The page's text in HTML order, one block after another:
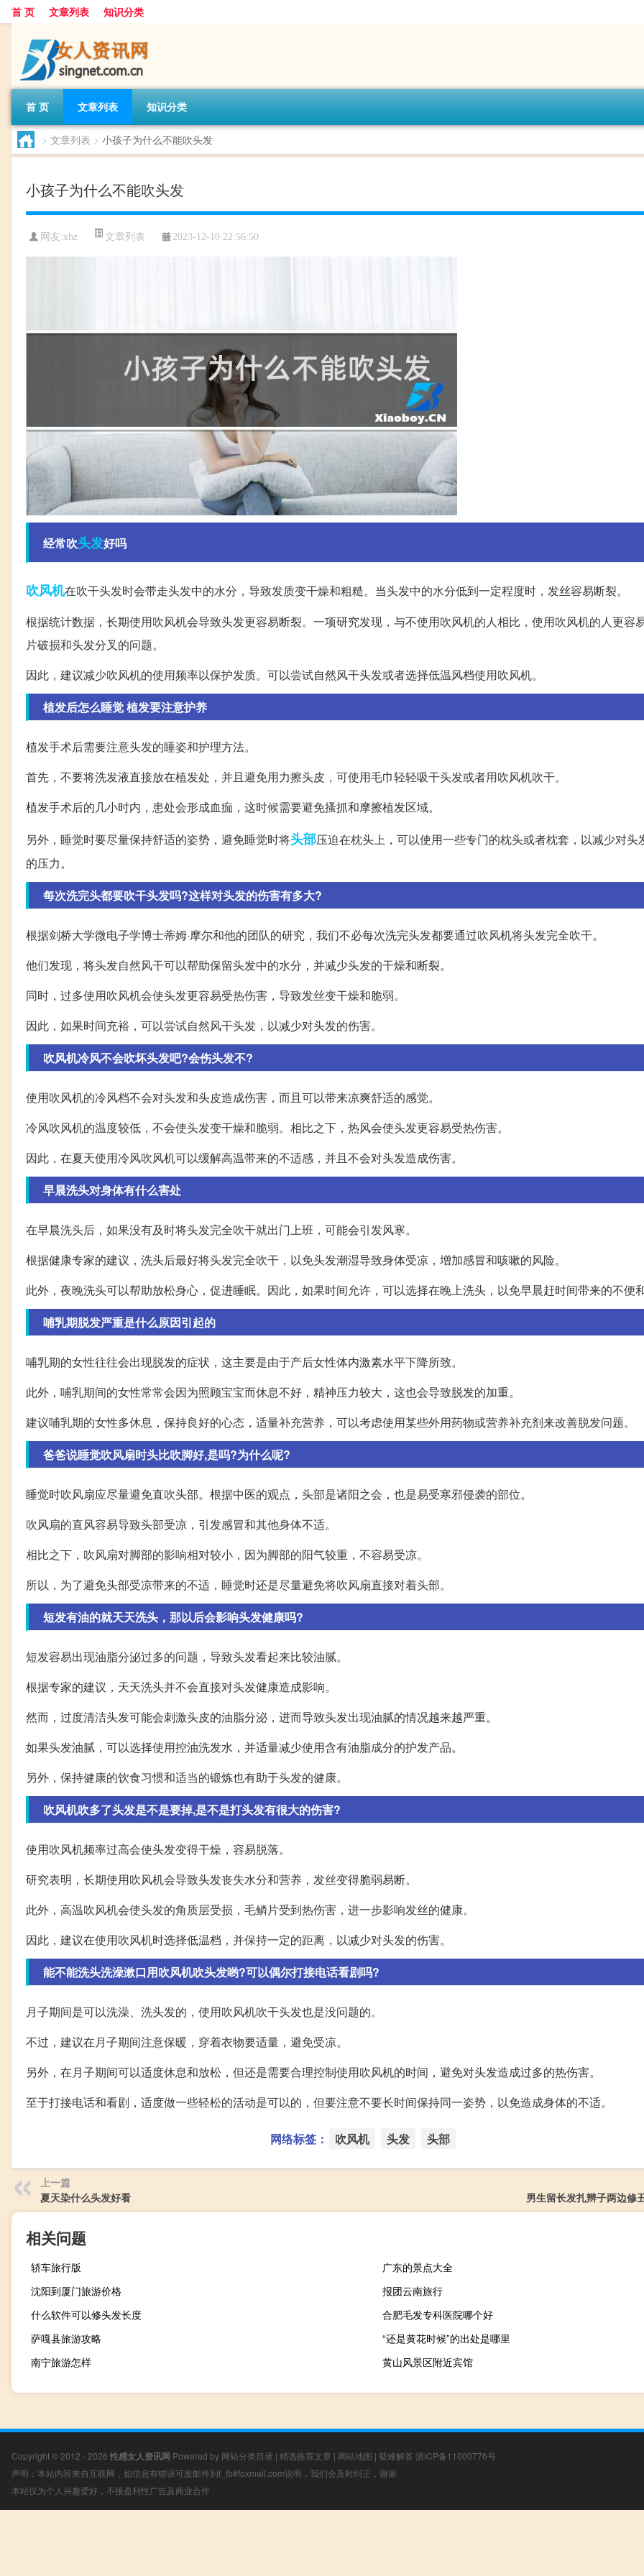
首 页 文章列表 知识分类
首 页 文章列表 知识分类
> 文章列表 > 小孩子为什么不能吹头发
小孩子为什么不能吹头发
网友:xhz 文章列表 2023-12-10 22:56:50
经常吹头发好吗
吹风机在吹干头发时会带走头发中的水分，导致发质变干燥和粗糙。当头发中的水分低到一定程度时，发丝容易断裂。
根据统计数据，长期使用吹风机会导致头发更容易断裂。一项研究发现，与不使用吹风机的人相比，使用吹风机的人更容
片破损和头发分叉的问题。
因此，建议减少吹风机的使用频率以保护发质。可以尝试自然风干头发或者选择低温风档使用吹风机。
植发后怎么睡觉 植发要注意护养
植发手术后需要注意头发的睡姿和护理方法。
首先，不要将洗发液直接放在植发处，并且避免用力擦头皮，可使用毛巾轻轻吸干头发或者用吹风机吹干。
植发手术后的几小时内，患处会形成血痂，这时候需要避免搔抓和摩擦植发区域。
另外，睡觉时要尽量保持舒适的姿势，避免睡觉时将头部压迫在枕头上，可以使用一些专门的枕头或者枕套，以减少对头
的压力。
每次洗完头都要吹干头发吗?这样对头发的伤害有多大?
根据剑桥大学微电子学博士蒂姆·摩尔和他的团队的研究，我们不必每次洗完头发都要通过吹风机将头发完全吹干。
他们发现，将头发自然风干可以帮助保留头发中的水分，并减少头发的干燥和断裂。
同时，过多使用吹风机会使头发更容易受热伤害，导致发丝变干燥和脆弱。
因此，如果时间充裕，可以尝试自然风干头发，以减少对头发的伤害。
吹风机冷风不会吹坏头发吧?会伤头发不?
使用吹风机的冷风档不会对头发和头皮造成伤害，而且可以带来凉爽舒适的感觉。
冷风吹风机的温度较低，不会使头发变干燥和脆弱。相比之下，热风会使头发更容易受热伤害。
因此，在夏天使用冷风吹风机可以缓解高温带来的不适感，并且不会对头发造成伤害。
早晨洗头对身体有什么害处
在早晨洗头后，如果没有及时将头发完全吹干就出门上班，可能会引发风寒。
根据健康专家的建议，洗头后最好将头发完全吹干，以免头发潮湿导致身体受凉，增加感冒和咳嗽的风险。
此外，夜晚洗头可以帮助放松身心，促进睡眠。因此，如果时间允许，可以选择在晚上洗头，以免早晨赶时间带来的不便
哺乳期脱发严重是什么原因引起的
哺乳期的女性往往会出现脱发的症状，这主要是由于产后女性体内激素水平下降所致。
此外，哺乳期间的女性常常会因为照顾宝宝而休息不好，精神压力较大，这也会导致脱发的加重。
建议哺乳期的女性多休息，保持良好的心态，适量补充营养，可以考虑使用某些外用药物或营养补充剂来改善脱发问题。
爸爸说睡觉吹风扇时头比吹脚好,是吗?为什么呢?
睡觉时吹风扇应尽量避免直吹头部。根据中医的观点，头部是诸阳之会，也是易受寒邪侵袭的部位。
吹风扇的直风容易导致头部受凉，引发感冒和其他身体不适。
相比之下，吹风扇对脚部的影响相对较小，因为脚部的阳气较重，不容易受凉。
所以，为了避免头部受凉带来的不适，睡觉时还是尽量避免将吹风扇直接对着头部。
短发有油的就天天洗头，那以后会影响头发健康吗?
短发容易出现油脂分泌过多的问题，导致头发看起来比较油腻。
根据专家的建议，天天洗头并不会直接对头发健康造成影响。
然而，过度清洁头发可能会刺激头皮的油脂分泌，进而导致头发出现油腻的情况越来越严重。
如果头发油腻，可以选择使用控油洗发水，并适量减少使用含有油脂成分的护发产品。
另外，保持健康的饮食习惯和适当的锻炼也有助于头发的健康。
吹风机吹多了头发是不是要掉,是不是打头发有很大的伤害?
使用吹风机频率过高会使头发变得干燥，容易脱落。
研究表明，长期使用吹风机会导致头发丧失水分和营养，发丝变得脆弱易断。
此外，高温吹风机会使头发的角质层受损，毛鳞片受到热伤害，进一步影响发丝的健康。
因此，建议在使用吹风机时选择低温档，并保持一定的距离，以减少对头发的伤害。
能不能洗头洗澡漱口用吹风机吹头发哟?可以偶尔打接电话看剧吗?
月子期间是可以洗澡、洗头发的，使用吹风机吹干头发也是没问题的。
不过，建议在月子期间注意保暖，穿着衣物要适量，避免受凉。
另外，在月子期间可以适度休息和放松，但还是需要合理控制使用吹风机的时间，避免对头发造成过多的热伤害。
至于打接电话和看剧，适度做一些轻松的活动是可以的，但要注意不要长时间保持同一姿势，以免造成身体的不适。
网络标签： 吹风机 头发 头部
上一篇
夏天染什么头发好看
男生留长发扎辫子两边修
相关问题
轿车旅行版
广东的景点大全
沈阳到厦门旅游价格
报团云南旅行
什么软件可以修头发长度
合肥毛发专科医院哪个好
萨嘎县旅游攻略
“还是黄花时候”的出处是哪里
南宁旅游怎样
黄山风景区附近宾馆
Copyright © 2012 - 2026 性感女人资讯网 Powered by 网站分类目录 | 精选推荐文章 | 网站地图 | 疑难解答 浙ICP备11000776号
声明：本站内容来自互联网，如信息有错误可发邮件到f_fb#foxmail.com说明，我们会及时纠正，谢谢
本站仅为个人兴趣爱好，不接盈利性广告及商业合作